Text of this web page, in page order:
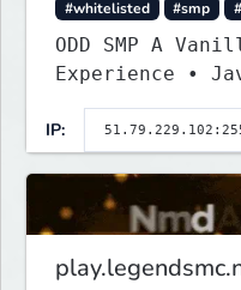
#whitelisted
#smp
ODD SMP A
Experience •
IP: